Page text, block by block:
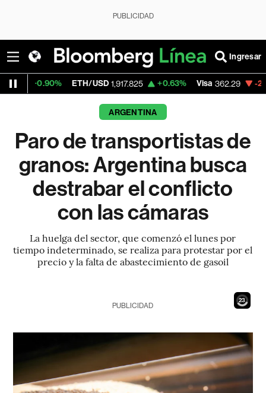
PUBLICIDAD
Ingresar
ETH/USD 1,917.825 +0.63% Visa 362.29 -2.21%
ARGENTINA
Paro de transportistas de
granos: Argentina busca
destrabar el conflicto
con las cámaras
La huelga del sector, que comenzó el lunes por
tiempo indeterminado, se realiza para protestar por el
precio y la falta de abastecimiento de gasoil
21
PUBLICIDAD